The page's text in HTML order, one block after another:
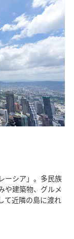
ーシア」。多民族
や建築物、グルメ
て近隣の島に渡れ